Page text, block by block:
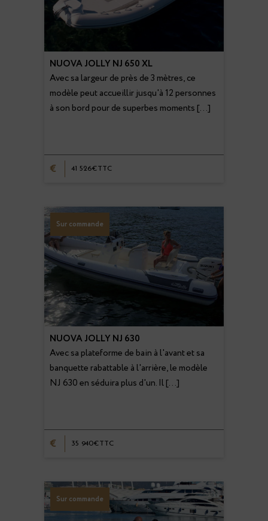
NUOVA JOLLY NJ 650 XL
Avec sa largeur de près de 3 mètres, ce
modèle peut accueillir jusqu'à 12 personnes
à son bord pour de superbes moments […]
€ 41 526€TTC
Sur commande
NUOVA JOLLY NJ 630
Avec sa plateforme de bain à l'avant et sa
banquette rabattable à l'arrière, le modèle
NJ 630 en séduira plus d'un. Il […]
€ 35 940€TTC
Sur commande